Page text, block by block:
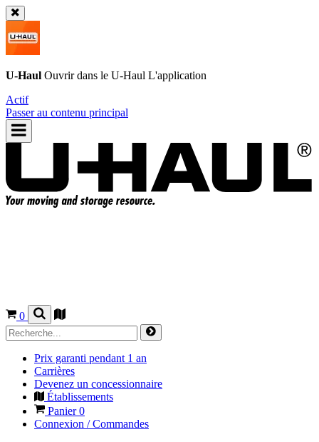
U-Haul Ouvrir dans le U-Haul L'application
Actif
Passer au contenu principal
0
Prix garanti pendant 1 an
Carrières
Devenez un concessionnaire
Établissements
Panier0
Connexion / Commandes